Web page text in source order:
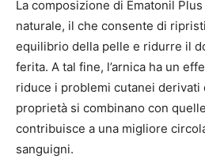
La composizione di Ematonil
naturale, il che consente di
equilibrio della pelle e ridurre il
ferita. A tal fine, l’arnica ha un
riduce i problemi cutanei derivati
proprietà si combinano con
contribuisce a una migliore
sanguigni.